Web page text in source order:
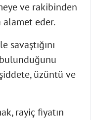
ve rakibinden
eder.
üzüntü ve
rayiç fiyatın